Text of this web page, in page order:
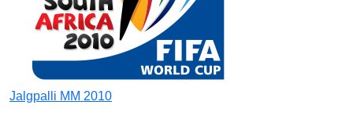
Jalgpalli MM 2010